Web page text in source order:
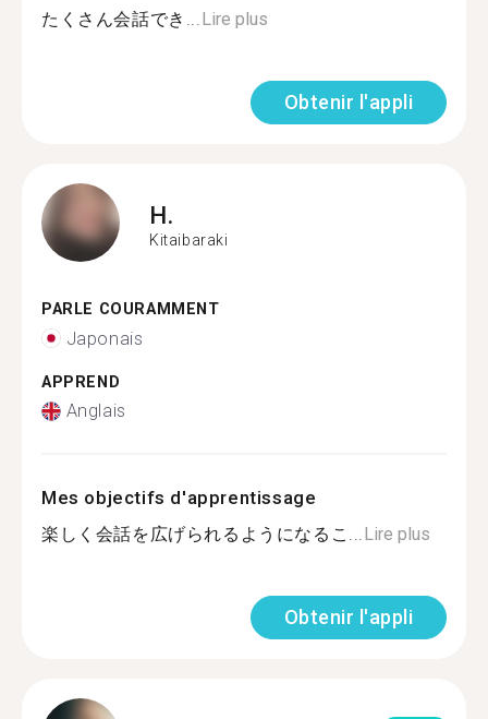
たくさん会話でき...Lire plus
Obtenir l'appli
H.
Kitaibaraki
PARLE COURAMMENT
Japonais
APPREND
Anglais
Mes objectifs d'apprentissage
楽しく会話を広げられるようになるこ...Lire plus
Obtenir l'appli